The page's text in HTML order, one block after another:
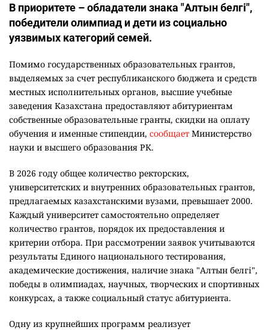
В приоритете – обладатели знака "Алтын белгі",
победители олимпиад и дети из социально
уязвимых категорий семей.
Помимо государственных образовательных грантов,
выделяемых за счет республиканского бюджета и средств
местных исполнительных органов, высшие учебные
заведения Казахстана предоставляют абитуриентам
собственные образовательные гранты, скидки на оплату
обучения и именные стипендии, сообщает Министерство
науки и высшего образования РК.
В 2026 году общее количество ректорских,
университетских и внутренних образовательных грантов,
предлагаемых казахстанскими вузами, превышает 2000.
Каждый университет самостоятельно определяет
количество грантов, порядок их предоставления и
критерии отбора. При рассмотрении заявок учитываются
результаты Единого национального тестирования,
академические достижения, наличие знака "Алтын белгі",
победы в олимпиадах, научных, творческих и спортивных
конкурсах, а также социальный статус абитуриента.
Одну из крупнейших программ реализует